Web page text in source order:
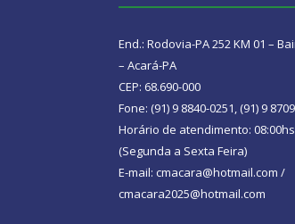
End.: Rodovia-PA 252 KM 01 –
– Acará-PA
CEP: 68.690-000
Fone: (91) 9 8840-0251, (91) 9
Horário de atendimento:
(Segunda a Sexta Feira)
E-mail: cmacara@hotmail.com /
cmacara2025@hotmail.com